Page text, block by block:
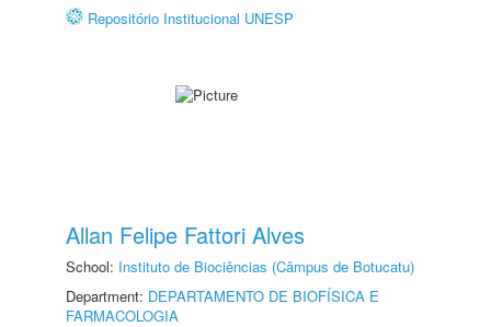
Repositório Institucional UNESP
Allan Felipe Fattori Alves
School: Instituto de Biociências (Câmpus de Botucatu)
Department: DEPARTAMENTO DE BIOFÍSICA E
FARMACOLOGIA